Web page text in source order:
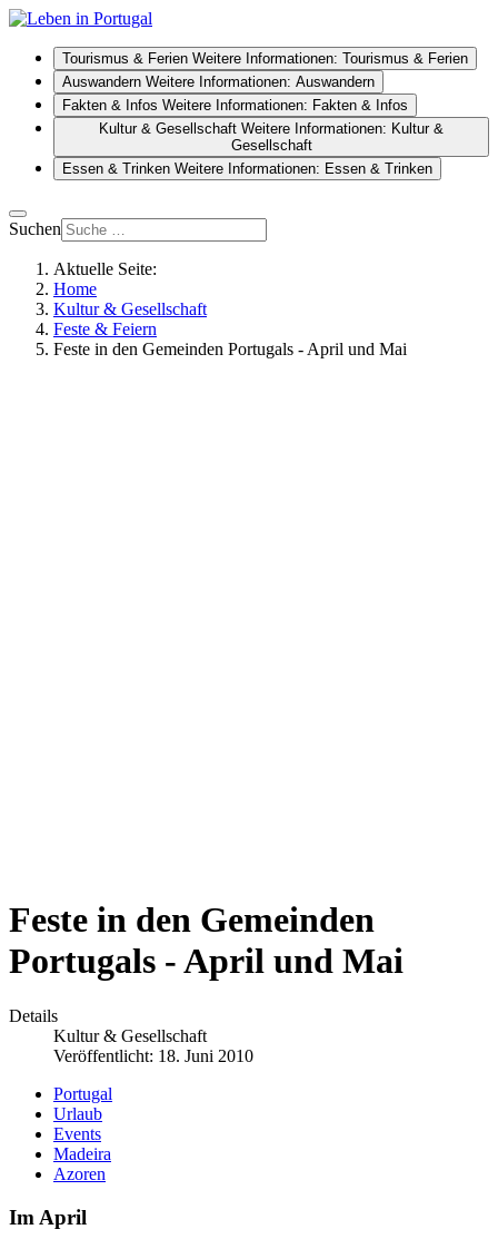
Tourismus & Ferien Weitere Informationen: Tourismus & Ferien
Auswandern Weitere Informationen: Auswandern
Fakten & Infos Weitere Informationen: Fakten & Infos
Kultur & Gesellschaft Weitere Informationen: Kultur &
Gesellschaft
Essen & Trinken Weitere Informationen: Essen & Trinken
Suchen
Aktuelle Seite:
Home
Kultur & Gesellschaft
Feste & Feiern
Feste in den Gemeinden Portugals - April und Mai
Feste in den Gemeinden
Portugals - April und Mai
Details
Kultur & Gesellschaft
Veröffentlicht: 18. Juni 2010
Portugal
Urlaub
Events
Madeira
Azoren
Im April